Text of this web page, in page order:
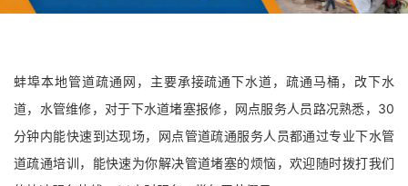
蚌埠本地管道疏通网，主要承接疏通下水道，疏通马桶，改下水
道，水管维修，对于下水道堵塞报修，网点服务人员路况熟悉，30
分钟内能快速到达现场，网点管道疏通服务人员都通过专业下水管
道疏通培训，能快速为你解决管道堵塞的烦恼，欢迎随时拨打我们